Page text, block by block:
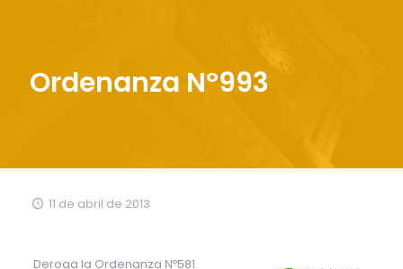
Ordenanza Nº993
11 de abril de 2013
Deroga la Ordenanza Nº581.